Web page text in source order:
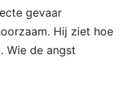
gevaar
Hij ziet hoe
Wie de angst